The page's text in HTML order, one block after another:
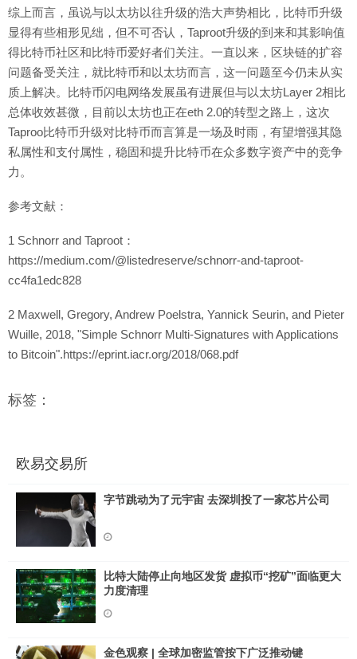
综上而言，虽说与以太坊以往升级的浩大声势相比，比特币升级
显得有些相形见绌，但不可否认，Taproot升级的到来和其影响值
得比特币社区和比特币爱好者们关注。一直以来，区块链的扩容
问题备受关注，就比特币和以太坊而言，这一问题至今仍未从实
质上解决。比特币闪电网络发展虽有进展但与以太坊Layer 2相比
总体收效甚微，目前以太坊也正在eth 2.0的转型之路上，这次
Taproo比特币升级对比特币而言算是一场及时雨，有望增强其隐
私属性和支付属性，稳固和提升比特币在众多数字资产中的竞争
力。
参考文献：
1 Schnorr and Taproot：
https://medium.com/@listedreserve/schnorr-and-taproot-
cc4fa1edc828
2 Maxwell, Gregory, Andrew Poelstra, Yannick Seurin, and Pieter
Wuille, 2018, "Simple Schnorr Multi-Signatures with Applications
to Bitcoin".https://eprint.iacr.org/2018/068.pdf
标签：
欧易交易所
字节跳动为了元宇宙 去深圳投了一家芯片公司
比特大陆停止向地区发货 虚拟币“挖矿”面临更大
力度清理
金色观察 | 全球加密监管按下广泛推动键